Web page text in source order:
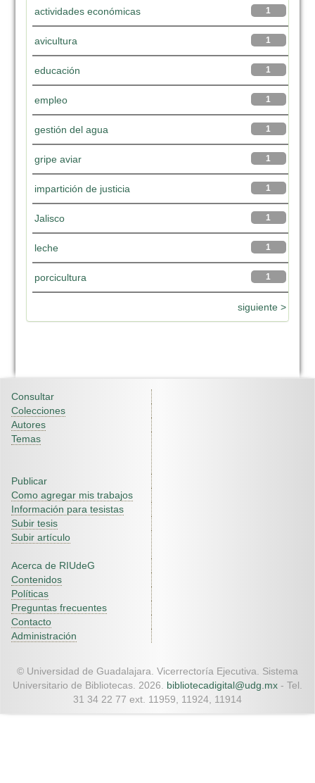
1
actividades económicas
1
avicultura
1
educación
1
empleo
1
gestión del agua
1
gripe aviar
1
impartición de justicia
1
Jalisco
1
leche
1
porcicultura
siguiente >
Consultar
Colecciones
Autores
Temas
Publicar
Como agregar mis trabajos
Información para tesistas
Subir tesis
Subir artículo
Acerca de RIUdeG
Contenidos
Políticas
Preguntas frecuentes
Contacto
Administración
© Universidad de Guadalajara. Vicerrectoría Ejecutiva. Sistema
Universitario de Bibliotecas. 2026. bibliotecadigital@udg.mx - Tel.
31 34 22 77 ext. 11959, 11924, 11914